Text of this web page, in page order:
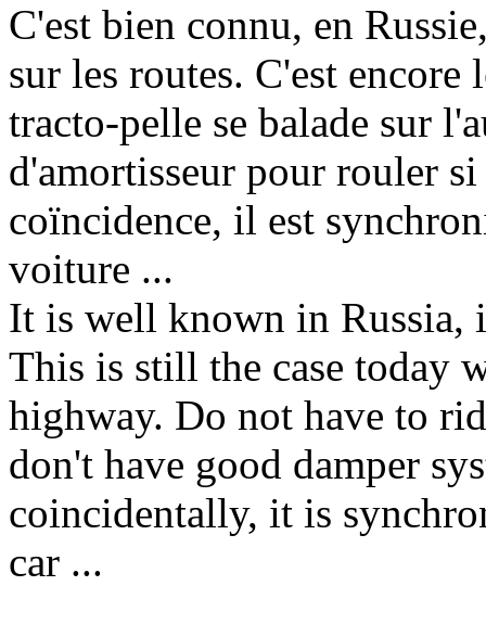
C'est bien connu, en
sur les routes. C'est
tracto-pelle se balade sur
d'amortisseur pour rouler
coïncidence, il est
voiture ...
It is well known in Russia,
This is still the case today
highway. Do not have to
don't have good damper
coincidentally, it is
car ...